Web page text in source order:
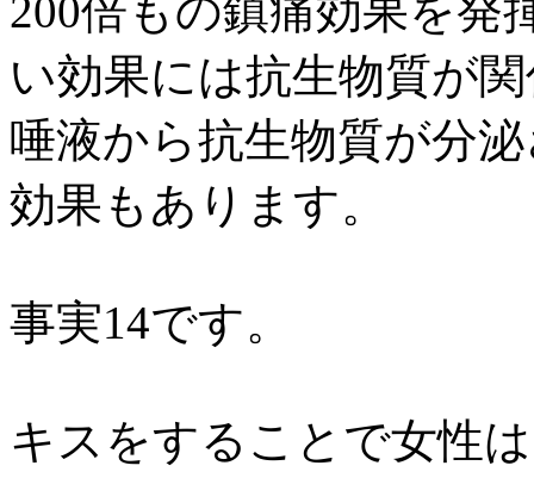
200倍もの鎮痛効果を発
い効果には抗生物質が
唾液から抗生物質が分
効果もあります。
事実14です。
キスをすることで女性